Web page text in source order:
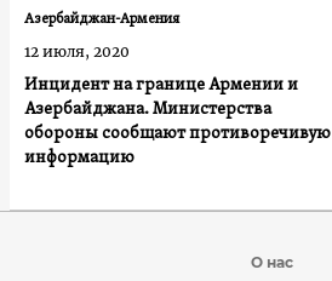
Инцидент на границе Армении и
Азербайджана. Министерства
обороны сообщают противоречивую
информацию
Азербайджан-Армения
12 июля, 2020
О нас